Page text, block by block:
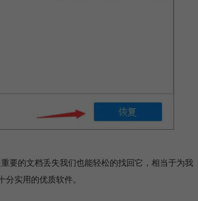
要的文档丢失我们也能轻松的找回它，相当于为我
实用的优质软件。